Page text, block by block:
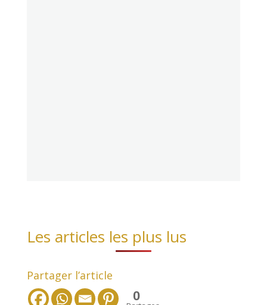
Les articles les plus lus
Partager l’article
0